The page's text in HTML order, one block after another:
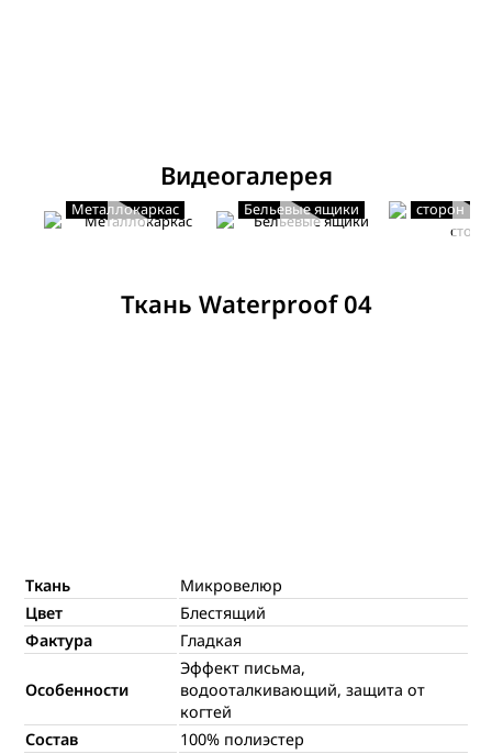
Видеогалерея
Металлокаркас Бельевые ящики
сторон
Ткань Waterproof 04
Ткань
Микровелюр
Цвет
Блестящий
Фактура
Гладкая
Особенности
Эффект письма,
водооталкивающий, защита от
когтей
Состав
100% полиэстер